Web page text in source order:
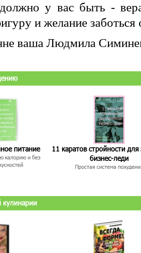
у вас быть -
и желание заботься
ваша Людмила
питание
калорию и без
11 каратов стройности для
бизнес-леди
Простая система
кулинарии